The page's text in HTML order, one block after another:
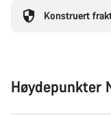
Konstruert
Høydepunkter